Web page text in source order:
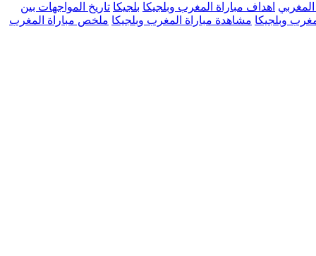
اهداف مباراة المغرب وبلجيكا بلجيكا تاريخ المواجهات بين
وبلجيكا مشاهدة مباراة المغرب وبلجيكا ملخص مباراة المغرب